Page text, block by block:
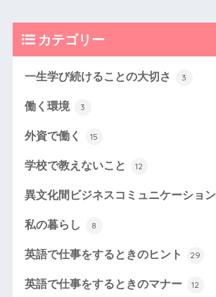
カテゴリー
一生学び続けることの大切さ 3
働く環境 3
外資で働く 15
学校で教えないこと 12
異文化間ビジネスコミュニケーション
私の暮らし 8
英語で仕事をするときのヒント 29
英語で仕事をするときのマナー 12